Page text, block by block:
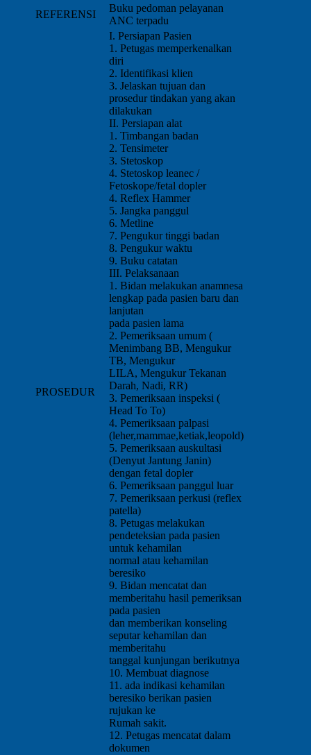
REFERENSI
Buku pedoman pelayanan
ANC terpadu
PROSEDUR
I. Persiapan Pasien
1. Petugas memperkenalkan
diri
2. Identifikasi klien
3. Jelaskan tujuan dan
prosedur tindakan yang akan
dilakukan
II. Persiapan alat
1. Timbangan badan
2. Tensimeter
3. Stetoskop
4. Stetoskop leanec /
Fetoskope/fetal dopler
4. Reflex Hammer
5. Jangka panggul
6. Metline
7. Pengukur tinggi badan
8. Pengukur waktu
9. Buku catatan
III. Pelaksanaan
1. Bidan melakukan anamnesa
lengkap pada pasien baru dan
lanjutan
pada pasien lama
2. Pemeriksaan umum (
Menimbang BB, Mengukur
TB, Mengukur
LILA, Mengukur Tekanan
Darah, Nadi, RR)
3. Pemeriksaan inspeksi (
Head To To)
4. Pemeriksaan palpasi
(leher,mammae,ketiak,leopold)
5. Pemeriksaan auskultasi
(Denyut Jantung Janin)
dengan fetal dopler
6. Pemeriksaan panggul luar
7. Pemeriksaan perkusi (reflex
patella)
8. Petugas melakukan
pendeteksian pada pasien
untuk kehamilan
normal atau kehamilan
beresiko
9. Bidan mencatat dan
memberitahu hasil pemeriksan
pada pasien
dan memberikan konseling
seputar kehamilan dan
memberitahu
tanggal kunjungan berikutnya
10. Membuat diagnose
11. ada indikasi kehamilan
beresiko berikan pasien
rujukan ke
Rumah sakit.
12. Petugas mencatat dalam
dokumen